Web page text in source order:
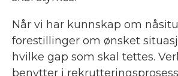
Når vi har kunnskap om
forestillinger om ønsket
hvilke gap som skal tettes.
benytter i